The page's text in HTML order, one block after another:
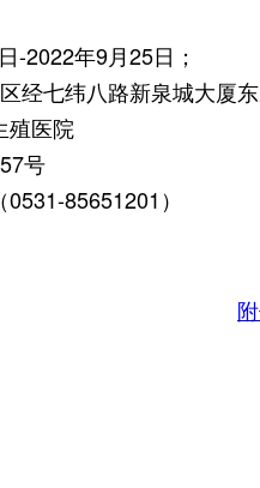
名
-2022年9月25日；
经七纬八路新泉城大厦
生殖医院
号
85651201）